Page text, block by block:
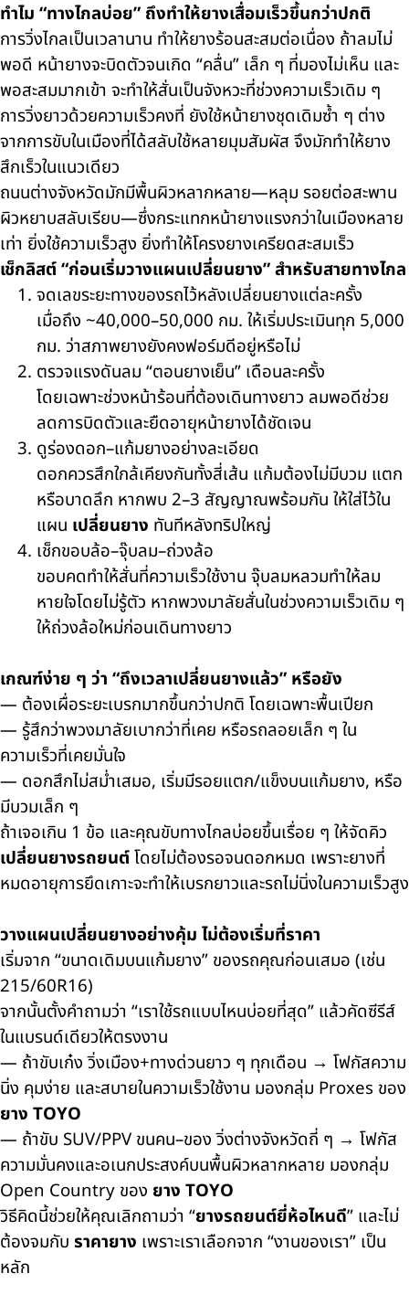
ทำไม “ทางไกลบ่อย” ถึงทำให้ยางเสื่อมเร็วขึ้นกว่าปกติ
การวิ่งไกลเป็นเวลานาน ทำให้ยางร้อนสะสมต่อเนื่อง ถ้าลมไม่
พอดี หน้ายางจะบิดตัวจนเกิด “คลื่น” เล็ก ๆ ที่มองไม่เห็น และ
พอสะสมมากเข้า จะทำให้สั่นเป็นจังหวะที่ช่วงความเร็วเดิม ๆ
การวิ่งยาวด้วยความเร็วคงที่ ยังใช้หน้ายางชุดเดิมซ้ำ ๆ ต่าง
จากการขับในเมืองที่ได้สลับใช้หลายมุมสัมผัส จึงมักทำให้ยาง
สึกเร็วในแนวเดียว
ถนนต่างจังหวัดมักมีพื้นผิวหลากหลาย—หลุม รอยต่อสะพาน
ผิวหยาบสลับเรียบ—ซึ่งกระแทกหน้ายางแรงกว่าในเมืองหลาย
เท่า ยิ่งใช้ความเร็วสูง ยิ่งทำให้โครงยางเครียดสะสมเร็ว
เช็กลิสต์ “ก่อนเริ่มวางแผนเปลี่ยนยาง” สำหรับสายทางไกล
จดเลขระยะทางของรถไว้หลังเปลี่ยนยางแต่ละครั้ง
เมื่อถึง ~40,000–50,000 กม. ให้เริ่มประเมินทุก 5,000
กม. ว่าสภาพยางยังคงฟอร์มดีอยู่หรือไม่
ตรวจแรงดันลม “ตอนยางเย็น” เดือนละครั้ง
โดยเฉพาะช่วงหน้าร้อนที่ต้องเดินทางยาว ลมพอดีช่วย
ลดการบิดตัวและยืดอายุหน้ายางได้ชัดเจน
ดูร่องดอก–แก้มยางอย่างละเอียด
ดอกควรสึกใกล้เคียงกันทั้งสี่เส้น แก้มต้องไม่มีบวม แตก
หรือบาดลึก หากพบ 2–3 สัญญาณพร้อมกัน ให้ใส่ไว้ใน
แผน เปลี่ยนยาง ทันทีหลังทริปใหญ่
เช็กขอบล้อ–จุ๊บลม–ถ่วงล้อ
ขอบคดทำให้สั่นที่ความเร็วใช้งาน จุ๊บลมหลวมทำให้ลม
หายใจโดยไม่รู้ตัว หากพวงมาลัยสั่นในช่วงความเร็วเดิม ๆ
ให้ถ่วงล้อใหม่ก่อนเดินทางยาว
เกณฑ์ง่าย ๆ ว่า “ถึงเวลาเปลี่ยนยางแล้ว” หรือยัง
— ต้องเผื่อระยะเบรกมากขึ้นกว่าปกติ โดยเฉพาะพื้นเปียก
— รู้สึกว่าพวงมาลัยเบากว่าที่เคย หรือรถลอยเล็ก ๆ ใน
ความเร็วที่เคยมั่นใจ
— ดอกสึกไม่สม่ำเสมอ, เริ่มมีรอยแตก/แข็งบนแก้มยาง, หรือ
มีบวมเล็ก ๆ
ถ้าเจอเกิน 1 ข้อ และคุณขับทางไกลบ่อยขึ้นเรื่อย ๆ ให้จัดคิว
เปลี่ยนยางรถยนต์โดยไม่ต้องรอจนดอกหมด เพราะยางที่
หมดอายุการยึดเกาะจะทำให้เบรกยาวและรถไม่นิ่งในความเร็วสูง
วางแผนเปลี่ยนยางอย่างคุ้ม ไม่ต้องเริ่มที่ราคา
เริ่มจาก “ขนาดเดิมบนแก้มยาง” ของรถคุณก่อนเสมอ (เช่น
215/60R16)
จากนั้นตั้งคำถามว่า “เราใช้รถแบบไหนบ่อยที่สุด” แล้วคัดซีรีส์
ในแบรนด์เดียวให้ตรงงาน
— ถ้าขับเก๋ง วิ่งเมือง+ทางด่วนยาว ๆ ทุกเดือน → โฟกัสความ
นิ่ง คุมง่าย และสบายในความเร็วใช้งาน มองกลุ่ม Proxes ของ
ยาง TOYO
— ถ้าขับ SUV/PPV ขนคน–ของ วิ่งต่างจังหวัดถี่ ๆ → โฟกัส
ความมั่นคงและอเนกประสงค์บนพื้นผิวหลากหลาย มองกลุ่ม
Open Country ของ ยาง TOYO
วิธีคิดนี้ช่วยให้คุณเลิกถามว่า “ยางรถยนต์ยี่ห้อไหนดี” และไม่
ต้องจมกับ ราคายาง เพราะเราเลือกจาก “งานของเรา” เป็น
หลัก